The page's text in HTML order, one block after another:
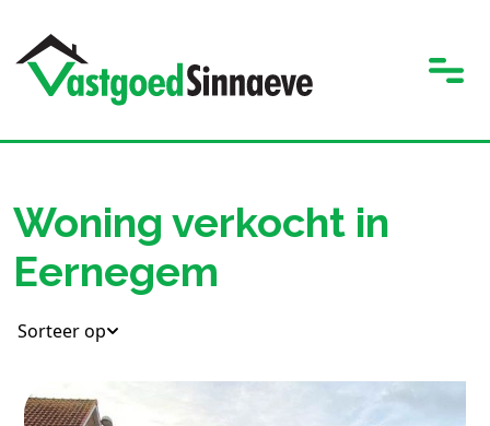
Woning verkocht in
Eernegem
Sorteer op